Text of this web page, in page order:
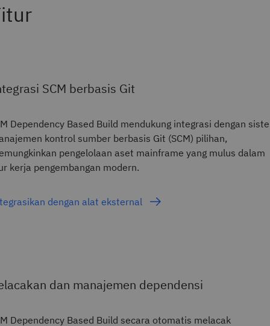
SCM berbasis Git
Dependency Based Build mendukung integrasi dengan
kontrol sumber berbasis Git (SCM) pilihan,
pengelolaan aset mainframe yang mulus dalam
kerja pengembangan modern.
dengan alat eksternal
dan manajemen dependensi
Dependency Based Build secara otomatis melacak